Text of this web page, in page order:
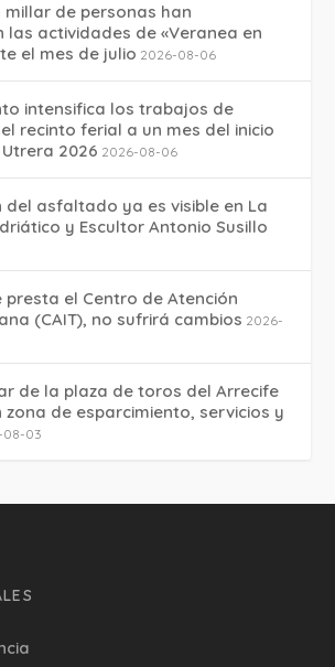
millar de personas han
las actividades de «Veranea en
el mes de julio 2026-08-06
intensifica los trabajos de
recinto ferial a un mes del inicio
2026 2026-08-06
del asfaltado ya es visible en La
y Escultor Antonio Susillo
presta el Centro de Atención
(CAIT), no sufrirá cambios 2026-
de la plaza de toros del Arrecife
de esparcimiento, servicios y
08-03